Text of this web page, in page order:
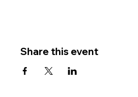
Share this event